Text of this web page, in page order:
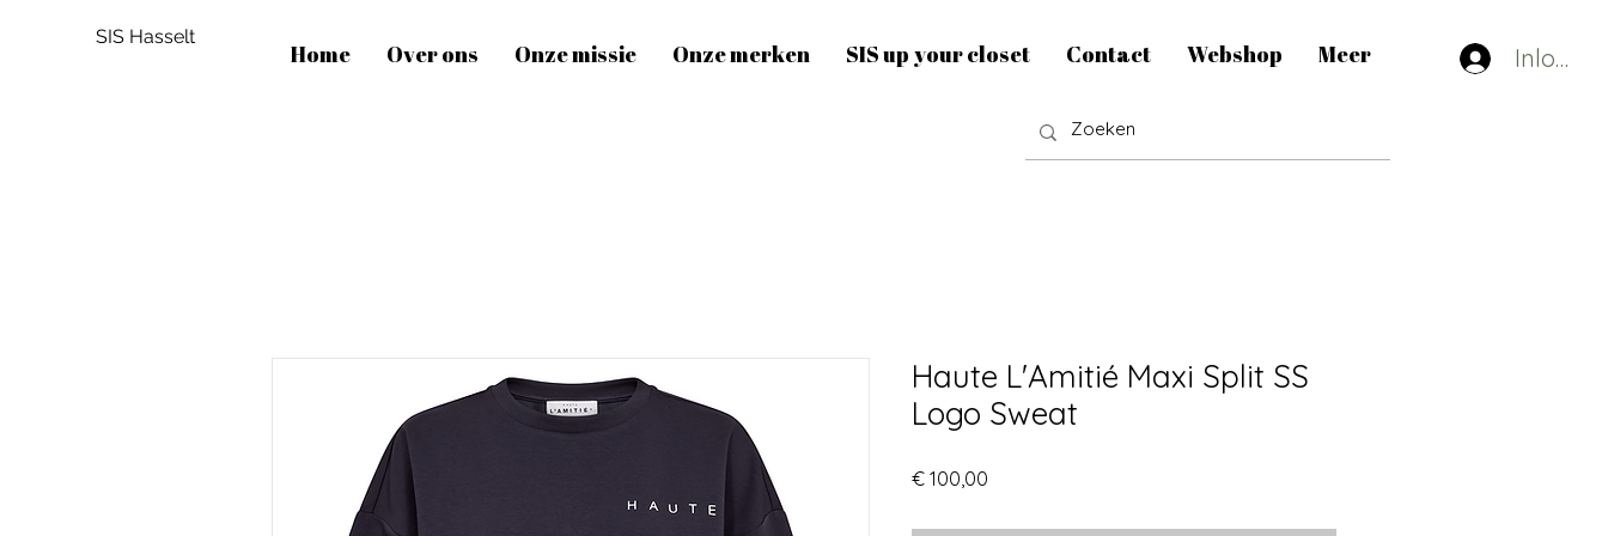
SIS Hasselt
Home Over ons Onze missie Onze merken SIS up your closet Contact Webshop Meer
Haute L'Amitié Maxi Split SS
Logo Sweat
€ 100,00